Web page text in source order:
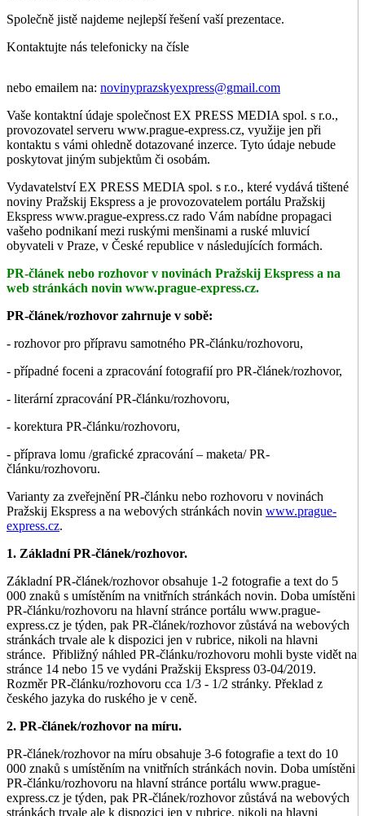
Společně jistě najdeme nejlepší řešení vaší prezentace.
Kontaktujte nás telefonicky na čísle
nebo emailem na: novinyprazskyexpress@gmail.com
Vaše kontaktní údaje společnost EX PRESS MEDIA spol. s r.o.,
provozovatel serveru www.prague-express.cz, využije jen při
kontaktu s vámi ohledně dotazované inzerce. Tyto údaje nebude
poskytovat jiným subjektům či osobám.
Vydavatelství EX PRESS MEDIA spol. s r.o., které vydává tištené
noviny Pražskij Ekspress a je provozovatelem portálu Pražskij
Ekspress www.prague-express.cz rado Vám nabídne propagaci
vašeho podnikaní mezi ruskými menšinami a ruské mluvicí
obyvateli v Praze, v České republice v následujících formách.
PR-článek nebo rozhovor v novinách Pražskij Ekspress a na
web stránkách novin www.prague-express.cz.
PR-článek/rozhovor zahrnuje v sobě:
- rozhovor pro přípravu samotného PR-článku/rozhovoru,
- případné foceni a zpracování fotografií pro PR-článek/rozhovor,
- literární zpracování PR-článku/rozhovoru,
- korektura PR-článku/rozhovoru,
- příprava lomu /grafické zpracování – maketa/ PR-
článku/rozhovoru.
Varianty za zveřejnění PR-článku nebo rozhovoru v novinách
Pražskij Ekspress a na webových stránkách novin www.prague-
express.cz.
1. Základní PR-článek/rozhovor.
Základní PR-článek/rozhovor obsahuje 1-2 fotografie a text do 5
000 znaků s umístěním na vnitřních stránkách novin. Doba umístěni
PR-článku/rozhovoru na hlavní stránce portálu www.prague-
express.cz je týden, pak PR-článek/rozhovor zůstává na webových
stránkách trvale ale k dispozici jen v rubrice, nikoli na hlavni
stránce. Přibližný náhled PR-článku/rozhovoru mohli byste vidět na
stránce 14 nebo 15 ve vydáni Pražskij Ekspress 03-04/2019.
Rozměr PR-článku/rozhovoru cca 1/3 - 1/2 stránky. Překlad z
českého jazyka do ruského je v ceně.
2. PR-článek/rozhovor na míru.
PR-článek/rozhovor na míru obsahuje 3-6 fotografie a text do 10
000 znaků s umístěním na vnitřních stránkách novin. Doba umístěni
PR-článku/rozhovoru na hlavní stránce portálu www.prague-
express.cz je týden, pak PR-článek/rozhovor zůstává na webových
stránkách trvale ale k dispozici jen v rubrice, nikoli na hlavni